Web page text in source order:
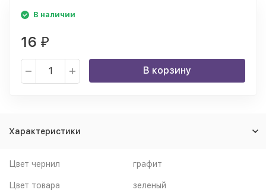
В наличии
16 ₽
В корзину
Характеристики
Цвет чернил графит
Цвет товара зеленый